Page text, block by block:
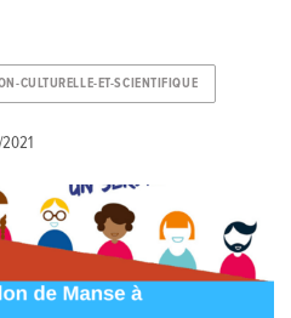
CULTURELLE-ET-SCIENTIFIQUE